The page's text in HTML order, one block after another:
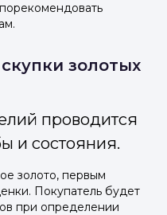
на сайте
форму
на сайте
форму
золотых
проводится
и состояния.
золото, первым
Покупатель будет
при определении